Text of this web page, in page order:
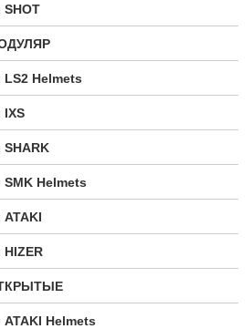
Helmets
Helmets
Helmets